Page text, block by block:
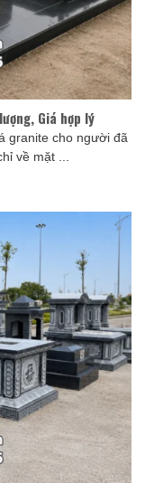
Giá hợp lý
granite cho người đã
về mặt ...